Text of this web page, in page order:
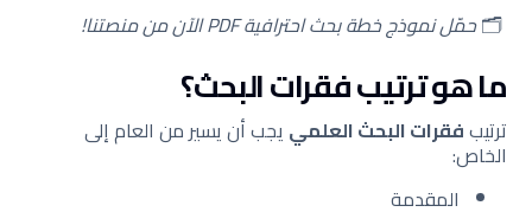
🗂️حمّل نموذج خطة بحث احترافية PDF الآن من منصتنا!
ما هو ترتيب فقرات البحث؟
ترتيبفقرات البحث العلمييجب أن يسير من العام إلى
الخاص:
المقدمة